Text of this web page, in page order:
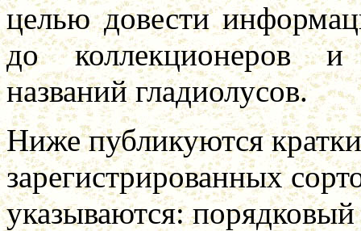
целью довести
до коллекционеров и
названий гладиолусов.
Ниже публикуются
зарегистрированных
указываются: